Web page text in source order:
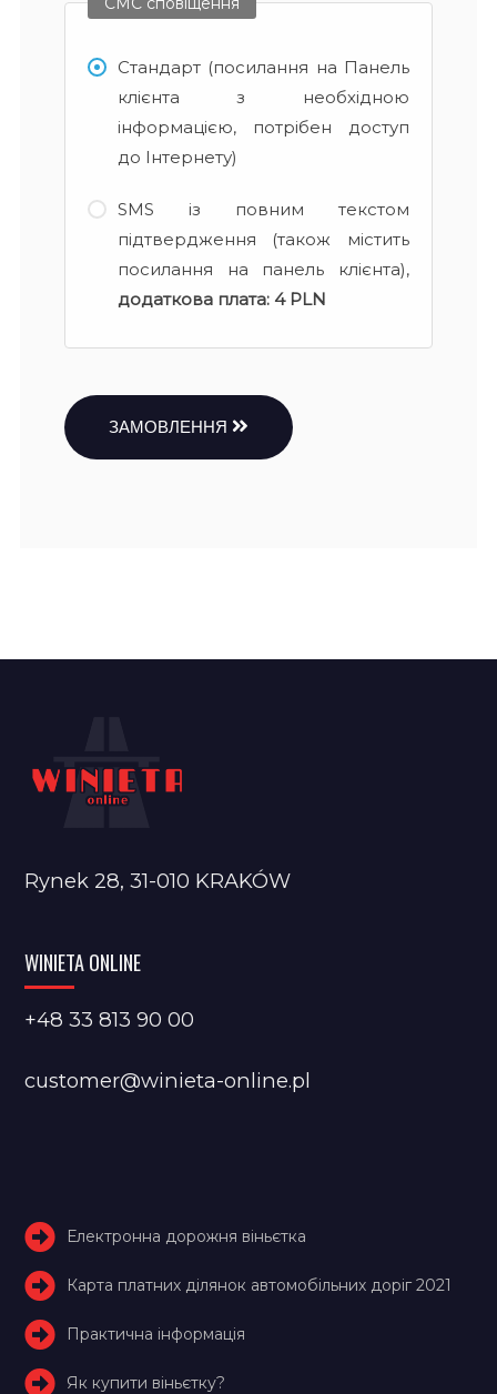
Стандарт (посилання на Панель
клієнта з необхідною
інформацією, потрібен доступ
до Інтернету)
SMS із повним текстом
підтвердження (також містить
посилання на панель клієнта),
додаткова плата: 4 PLN
ЗАМОВЛЕННЯ
Rynek 28, 31-010 KRAKÓW
WINIETA ONLINE
+48 33 813 90 00
customer@winieta-online.pl
Електронна дорожня віньєтка
Карта платних ділянок автомобільних доріг 2021
Практична інформація
Як купити віньєтку?